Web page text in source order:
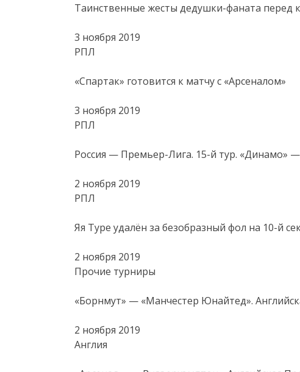
Таинственные жесты дедушки-фаната перед
3 ноября 2019
РПЛ
«Спартак» готовится к матчу с «Арсеналом»
3 ноября 2019
РПЛ
Россия — Премьер-Лига. 15-й тур. «Динамо»
2 ноября 2019
РПЛ
Яя Туре удалён за безобразный фол на 10-й
2 ноября 2019
Прочие турниры
«Борнмут» — «Манчестер Юнайтед».
2 ноября 2019
Англия